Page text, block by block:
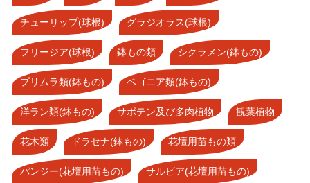
チューリップ(球根) グラジオラス(球根)
フリージア(球根) 鉢もの類 シクラメン(鉢もの)
プリムラ類(鉢もの) ベゴニア類(鉢もの)
洋ラン類(鉢もの) サボテン及び多肉植物 観葉植物
花木類 ドラセナ(鉢もの) 花壇用苗もの類
パンジー(花壇用苗もの) サルビア(花壇用苗もの)